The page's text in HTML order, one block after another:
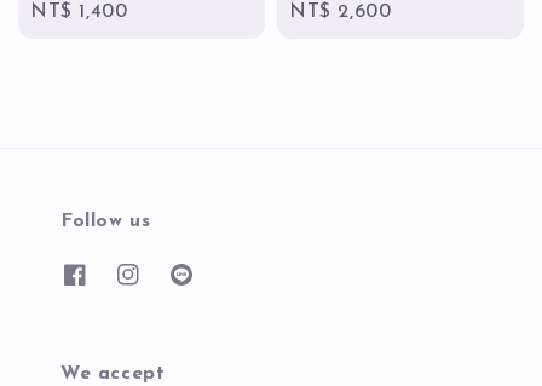
Regular
NT$ 1,400
Regular
NT$ 2,600
Follow us
We accept